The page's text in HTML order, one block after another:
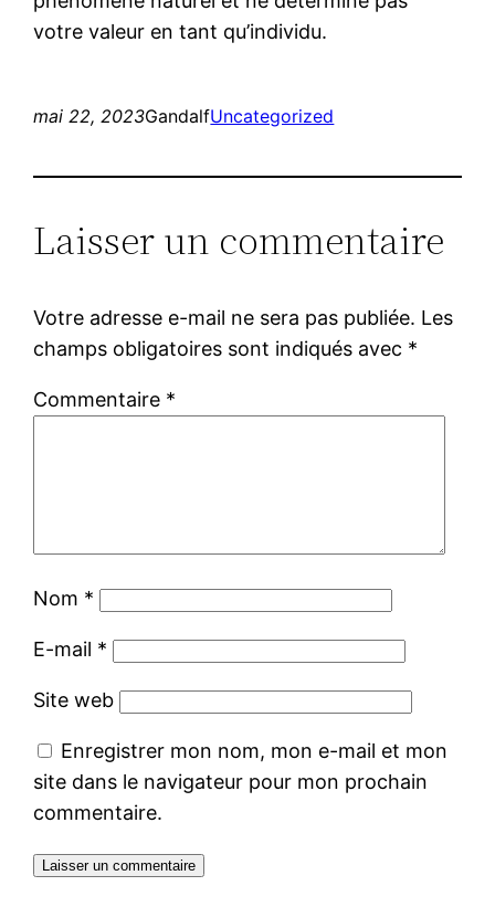
votre valeur en tant qu’individu.
mai 22, 2023GandalfUncategorized
Laisser un commentaire
Votre adresse e-mail ne sera pas publiée. Les
champs obligatoires sont indiqués avec *
Commentaire *
Nom *
E-mail *
Site web
Enregistrer mon nom, mon e-mail et mon
site dans le navigateur pour mon prochain
commentaire.